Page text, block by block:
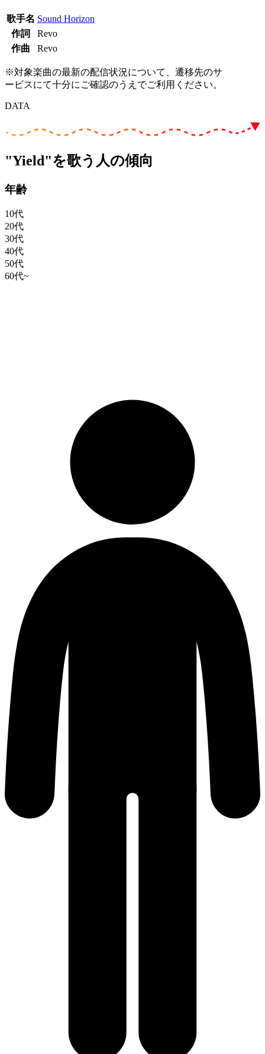
歌手名 Sound Horizon
作詞
Revo
作曲
Revo
※対象楽曲の最新の配信状況について、遷移先のサ
ービスにて十分にご確認のうえでご利用ください。
DATA
"Yield"を歌う人の傾向
年齢
10代
20代
30代
40代
50代
60代~